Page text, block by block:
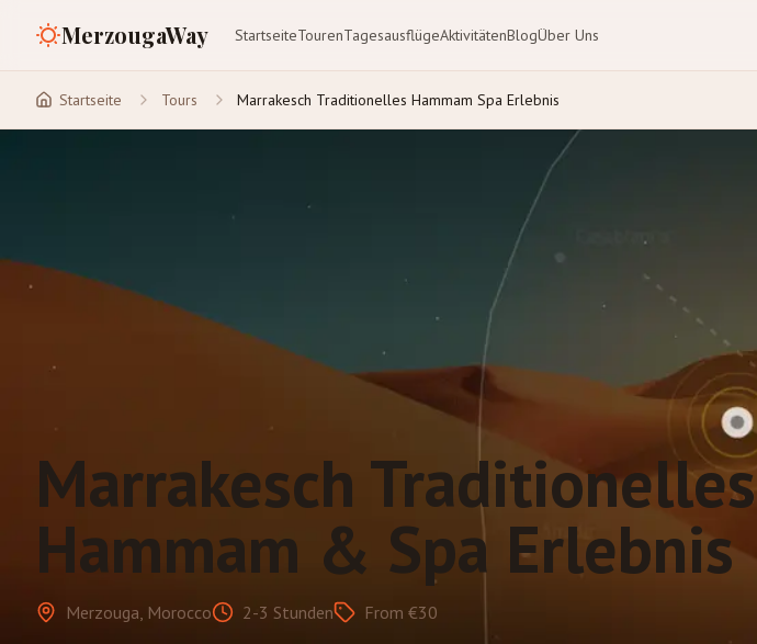
MerzougaWay StartseiteTourenTagesausflügeAktivitätenBlogÜber Uns
Startseite Tours Marrakesch Traditionelles Hammam Spa Erlebnis
Marrakesch Traditionelles
Hammam & Spa Erlebnis
Merzouga, Morocco 2-3 Stunden From €30